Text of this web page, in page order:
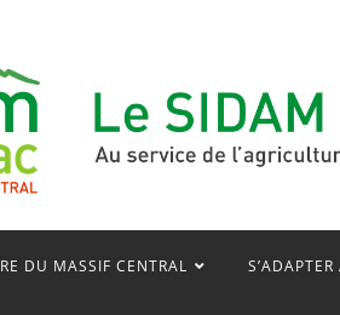
DU MASSIF CENTRAL